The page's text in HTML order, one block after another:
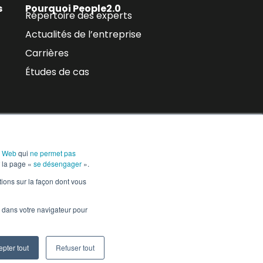
Webqui ne permet pas
page « se désengager ».
sur la façon dont vous
votre navigateur pour
tout Refuser tout
Pourquoi People2.0
Répertoire des experts
Actualités de l’entreprise
Carrières
Études de cas
les mises à
confiance